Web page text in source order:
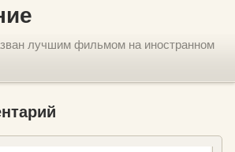
лучшим фильмом на иностранном